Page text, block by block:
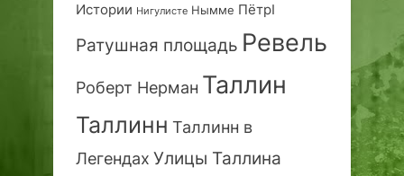
Истории Нигулисте Нымме ПётрI
Ратушная площадь Ревель
Роберт Нерман Таллин
Таллинн Таллинн в
Легендах Улицы Таллина